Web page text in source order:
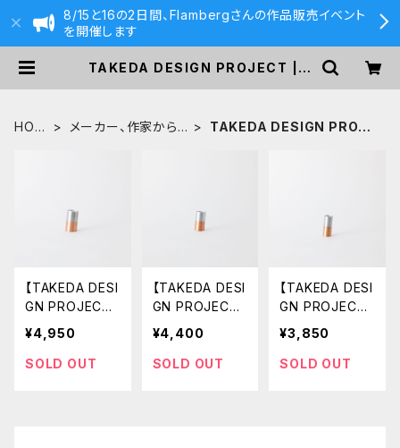
8/15と16の2日間、Flambergさんの作品販売イベント
を開催します
TAKEDA DESIGN PROJECT | 5
HOM
メーカー、作家から
TAKEDA DESIGN PROJE
【TAKEDA DESI
GN PROJECT】
ALIGN LINE セ
ントロイド スタ
ンド19
¥4,950
SOLD OUT
【TAKEDA DESI
GN PROJECT】
ALIGN LINE セ
ントロイド スタ
ンド17
¥4,400
SOLD OUT
【TAKEDA DESI
GN PROJECT】
ALIGN LINE セ
ントロイド スタ
ンド11
¥3,850
SOLD OUT